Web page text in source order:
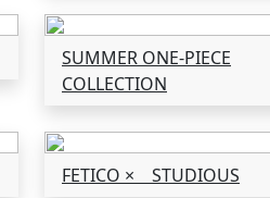
SUMMER ONE-PIECE
COLLECTION
FETICO × STUDIOUS